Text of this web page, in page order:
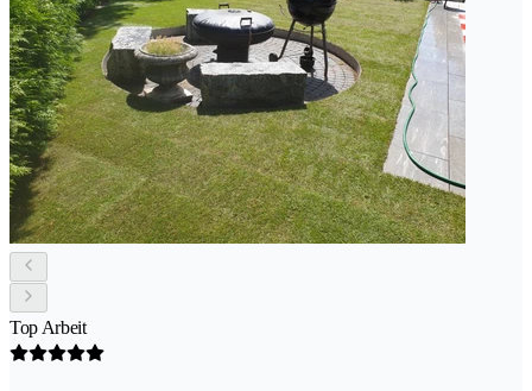
Top Arbeit